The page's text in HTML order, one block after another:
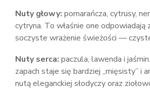
Nuty głowy: pomarańcza, cytrusy,
cytryna. To właśnie one odpowiadają
soczyste wrażenie świeżości —
Nuty serca: paczula, lawenda i
zapach staje się bardziej „mięsisty” i
nutą eleganckiej słodyczy oraz